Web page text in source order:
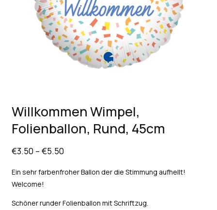
Willkommen Wimpel,
Folienballon, Rund, 45cm
€3.50 – €5.50
Ein sehr farbenfroher Ballon der die Stimmung aufhellt!
Welcome!
Schöner runder Folienballon mit Schriftzug.